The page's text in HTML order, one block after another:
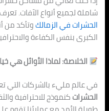
شاملة لجميع أنواع الآفات.
الحشرات في الزمالكوتأكد من
الكبرى بنفس الكفاءة
الخلاصة: لماذا الأوائل هي
في عالم مليء بالشركات التي
الحشراتكنموذج للاحترافية